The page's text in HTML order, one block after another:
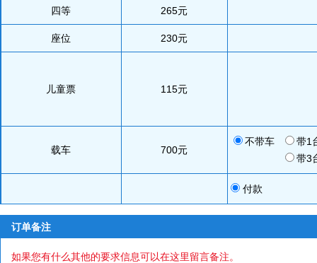
四等 265元
座位 230元
儿童票 115元
载车 700元
不带车
带1
带3
付款
订单备注
如果您有什么其他的要求信息可以在这里留言备注。